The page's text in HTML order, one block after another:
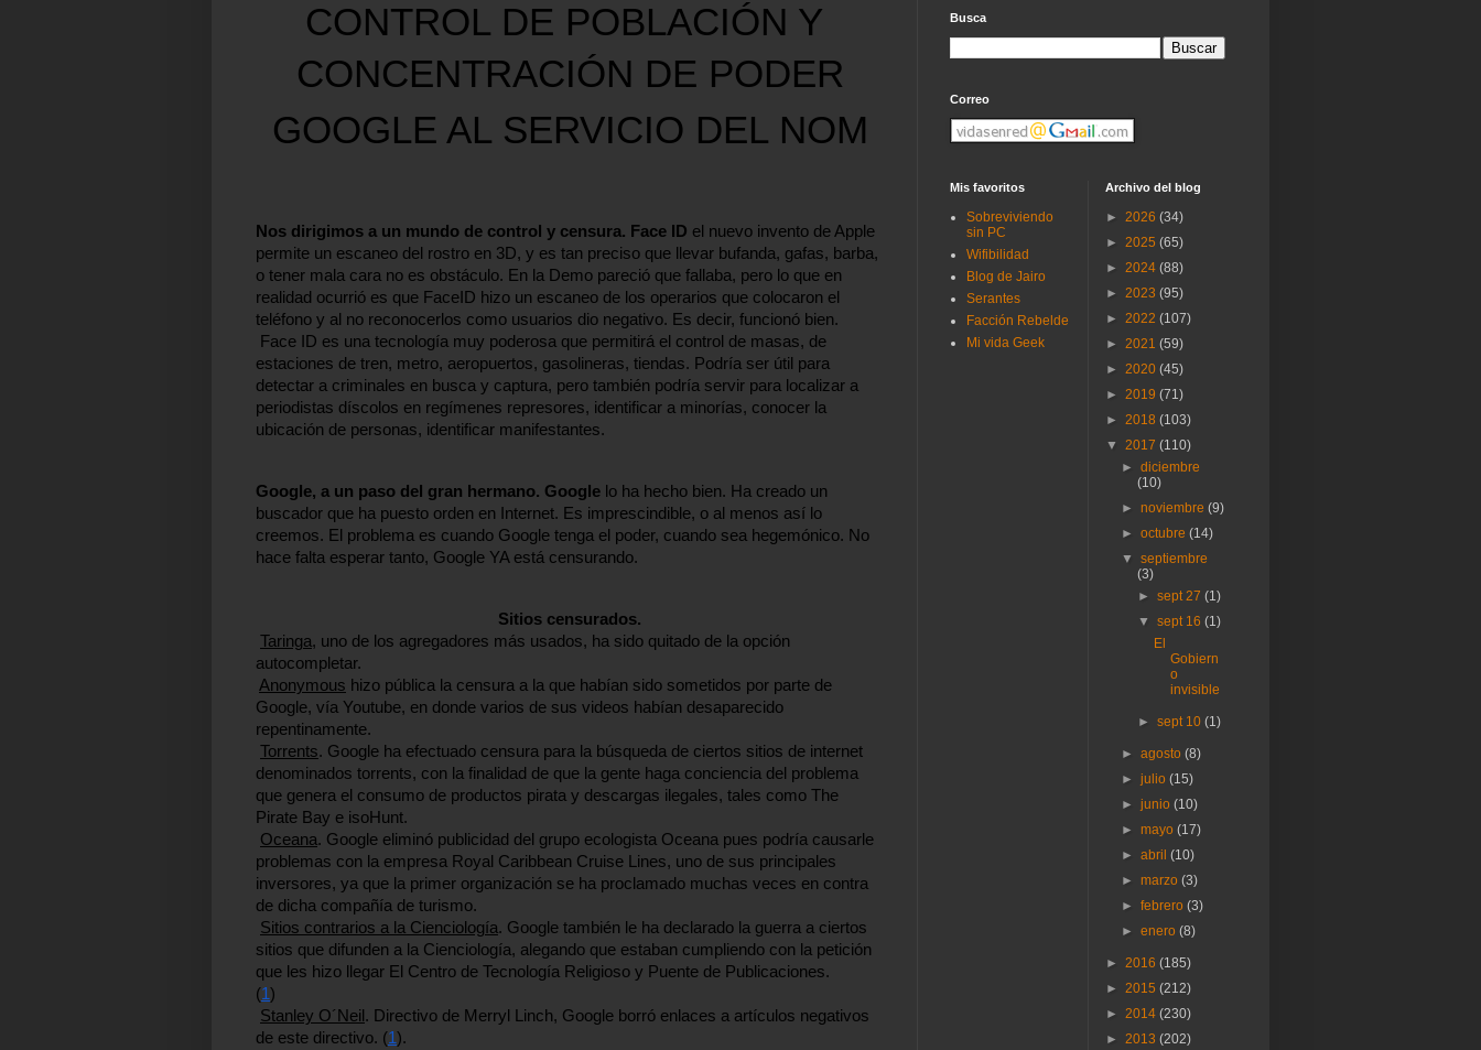
CONTROL DE POBLACIÓN Y
CONCENTRACIÓN DE PODER
GOOGLE AL SERVICIO DEL NOM
Nos dirigimos a un mundo de control y censura. Face ID el nuevo invento de Apple
permite un escaneo del rostro en 3D, y es tan preciso que llevar bufanda, gafas, barba,
o tener mala cara no es obstáculo. En la Demo pareció que fallaba, pero lo que en
realidad ocurrió es que FaceID hizo un escaneo de los operarios que colocaron el
teléfono y al no reconocerlos como usuarios dio negativo. Es decir, funcionó bien.
Face ID es una tecnología muy poderosa que permitirá el control de masas, de
estaciones de tren, metro, aeropuertos, gasolineras, tiendas. Podría ser útil para
detectar a criminales en busca y captura, pero también podría servir para localizar a
periodistas díscolos en regímenes represores, identificar a minorías, conocer la
ubicación de personas, identificar manifestantes.
Google, a un paso del gran hermano. Google lo ha hecho bien. Ha creado un
buscador que ha puesto orden en Internet. Es imprescindible, o al menos así lo
creemos. El problema es cuando Google tenga el poder, cuando sea hegemónico. No
hace falta esperar tanto, Google YA está censurando.
Sitios censurados.
Taringa, uno de los agregadores más usados, ha sido quitado de la opción
autocompletar.
Anonymous hizo pública la censura a la que habían sido sometidos por parte de
Google, vía Youtube, en donde varios de sus videos habían desaparecido
repentinamente.
Torrents. Google ha efectuado censura para la búsqueda de ciertos sitios de internet
denominados torrents, con la finalidad de que la gente haga conciencia del problema
que genera el consumo de productos pirata y descargas ilegales, tales como The
Pirate Bay e isoHunt.
Oceana. Google eliminó publicidad del grupo ecologista Oceana pues podría causarle
problemas con la empresa Royal Caribbean Cruise Lines, uno de sus principales
inversores, ya que la primer organización se ha proclamado muchas veces en contra
de dicha compañía de turismo.
Sitios contrarios a la Cienciología. Google también le ha declarado la guerra a ciertos
sitios que difunden a la Cienciología, alegando que estaban cumpliendo con la petición
que les hizo llegar El Centro de Tecnología Religioso y Puente de Publicaciones.
(1)
Stanley O´Neil . Directivo de Merryl Linch, Google borró enlaces a artículos negativos
de este directivo. (1).
Busca
Correo
Mis favoritos
Sobreviviendo
sin PC
Wifibilidad
Blog de Jairo
Serantes
Facción Rebelde
Mi vida Geek
Archivo del blog
► 2026 (34)
► 2025 (65)
► 2024 (88)
► 2023 (95)
► 2022 (107)
► 2021 (59)
► 2020 (45)
► 2019 (71)
► 2018 (103)
▼ 2017 (110)
►diciembre
(10)
►noviembre(9)
►octubre(14)
▼septiembre
(3)
► sept 27 (1)
▼ sept 16 (1)
El
Gobiern
o
invisible
► sept 10 (1)
►agosto(8)
►julio(15)
►junio(10)
►mayo(17)
►abril(10)
►marzo(3)
►febrero(3)
►enero(8)
► 2016 (185)
► 2015 (212)
► 2014 (230)
► 2013 (202)